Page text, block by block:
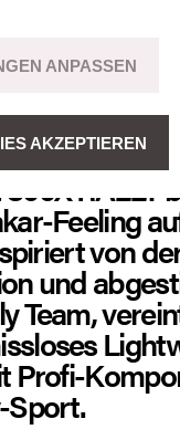
RALLY
Feeling
von
und
Team,
Profi-
Sport.
ANPASSEN
AKZEPTIEREN